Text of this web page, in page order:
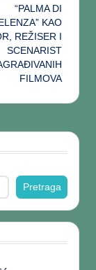
“PALMA DI
KAO
REŽISER I
SCENARIST
FILMOVA
Pretraga